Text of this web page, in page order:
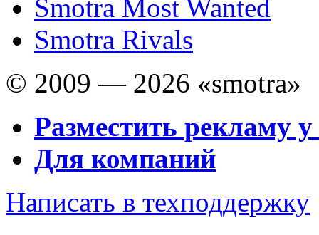
Smotra Most Wanted
Smotra Rivals
© 2009 — 2026 «smotra»
Разместить рекламу у
Для компаний
Написать в техподдержку